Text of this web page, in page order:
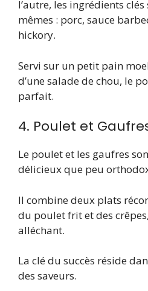
l’autre, les ingrédients
mêmes : porc, sauce
hickory.
Servi sur un petit pain
d’une salade de chou, le
parfait.
4. Poulet et
Le poulet et les gaufres
délicieux que peu
Il combine deux plats
du poulet frit et des
alléchant.
La clé du succès réside
des saveurs.